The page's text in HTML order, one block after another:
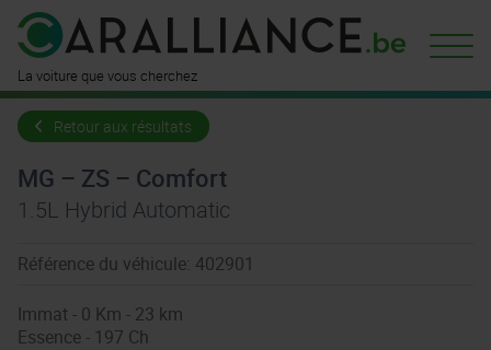
La voiture que vous cherchez
Retour aux résultats
MG – ZS – Comfort
1.5L Hybrid Automatic
Référence du véhicule: 402901
Immat - 0 Km - 23 km
Essence - 197 Ch